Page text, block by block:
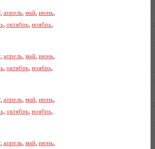
, апрель, май, июнь,
, октябрь, ноябрь,
, апрель, май, июнь,
, октябрь, ноябрь,
, апрель, май, июнь,
, октябрь, ноябрь,
, апрель, май, июнь,